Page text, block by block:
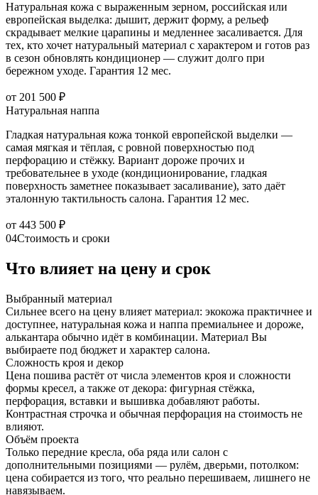
Натуральная кожа с выраженным зерном, российская или
европейская выделка: дышит, держит форму, а рельеф
скрадывает мелкие царапины и медленнее засаливается. Для
тех, кто хочет натуральный материал с характером и готов раз
в сезон обновлять кондиционер — служит долго при
бережном уходе. Гарантия 12 мес.
от 201 500 ₽
Натуральная наппа
Гладкая натуральная кожа тонкой европейской выделки —
самая мягкая и тёплая, с ровной поверхностью под
перфорацию и стёжку. Вариант дороже прочих и
требовательнее в уходе (кондиционирование, гладкая
поверхность заметнее показывает засаливание), зато даёт
эталонную тактильность салона. Гарантия 12 мес.
от 443 500 ₽
04Стоимость и сроки
Что влияет на цену и срок
Выбранный материал
Сильнее всего на цену влияет материал: экокожа практичнее и
доступнее, натуральная кожа и наппа премиальнее и дороже,
алькантара обычно идёт в комбинации. Материал Вы
выбираете под бюджет и характер салона.
Сложность кроя и декор
Цена пошива растёт от числа элементов кроя и сложности
формы кресел, а также от декора: фигурная стёжка,
перфорация, вставки и вышивка добавляют работы.
Контрастная строчка и обычная перфорация на стоимость не
влияют.
Объём проекта
Только передние кресла, оба ряда или салон с
дополнительными позициями — рулём, дверьми, потолком:
цена собирается из того, что реально перешиваем, лишнего не
навязываем.